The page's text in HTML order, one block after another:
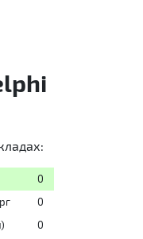
0
0
0